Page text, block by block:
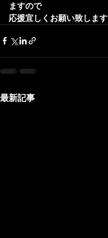
ますので
応援宜しくお願い致します
最新記事